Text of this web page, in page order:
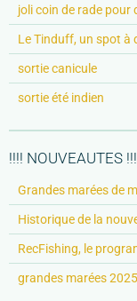
joli coin de rade pour
Le Tinduff, un spot à
sortie canicule
sortie été indien
!!!! NOUVEAUTES
Grandes marées de
Historique de la
RecFishing, le
grandes marées